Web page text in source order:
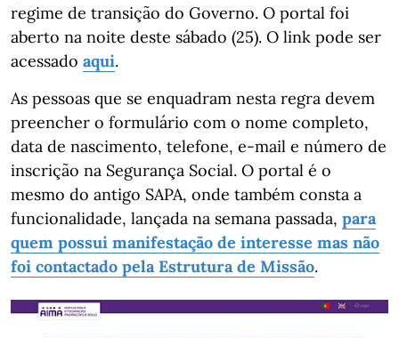
regime de transição do Governo. O portal foi
aberto na noite deste sábado (25). O link pode ser
acessado aqui.
As pessoas que se enquadram nesta regra devem
preencher o formulário com o nome completo,
data de nascimento, telefone, e-mail e número de
inscrição na Segurança Social. O portal é o
mesmo do antigo SAPA, onde também consta a
funcionalidade, lançada na semana passada, para
quem possui manifestação de interesse mas não
foi contactado pela Estrutura de Missão.